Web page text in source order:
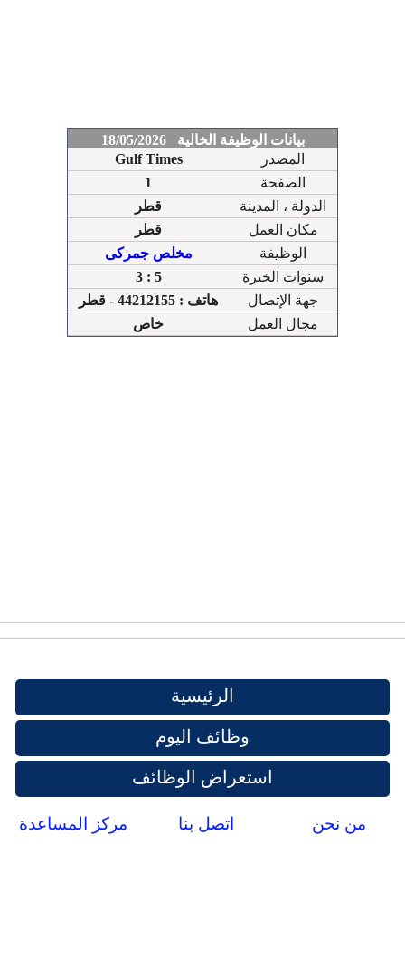
بيانات الوظيفة الخالية 18/05/2026
Gulf Times
المصدر
1
الصفحة
قطر
الدولة ، المدينة
قطر
مكان العمل
مخلص جمركى
الوظيفة
3 : 5
سنوات الخبرة
هاتف : 44212155 - قطر
جهة الإتصال
خاص
مجال العمل
الرئيسية
وظائف اليوم
استعراض الوظائف
من نحن اتصل بنا مركز المساعدة